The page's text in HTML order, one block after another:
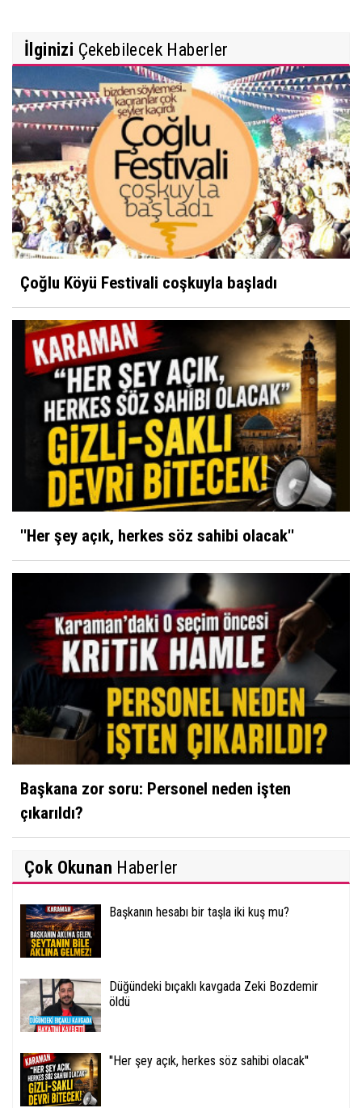
İlginizi Çekebilecek Haberler
Çoğlu Köyü Festivali coşkuyla başladı
''Her şey açık, herkes söz sahibi olacak''
Başkana zor soru: Personel neden işten
çıkarıldı?
Çok Okunan Haberler
Başkanın hesabı bir taşla iki kuş mu?
Düğündeki bıçaklı kavgada Zeki Bozdemir
öldü
''Her şey açık, herkes söz sahibi olacak''